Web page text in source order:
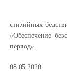
стихийных
«Обеспечение
период».
08.05.2020